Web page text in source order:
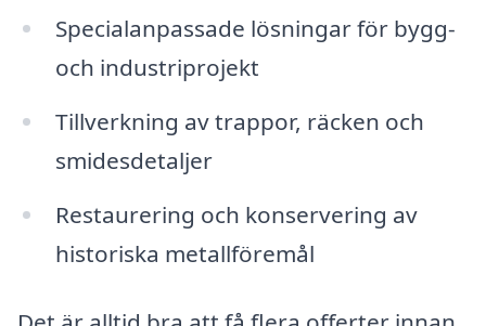
Specialanpassade lösningar för bygg-
och industriprojekt
Tillverkning av trappor, räcken och
smidesdetaljer
Restaurering och konservering av
historiska metallföremål